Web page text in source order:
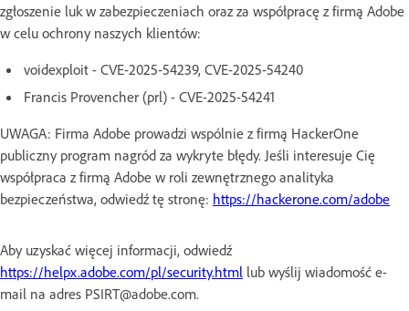
zgłoszenie luk w zabezpieczeniach oraz za współpracę z firmą Adobe
w celu ochrony naszych klientów:
voidexploit - CVE-2025-54239, CVE-2025-54240
Francis Provencher (prl) - CVE-2025-54241
UWAGA: Firma Adobe prowadzi wspólnie z firmą HackerOne
publiczny program nagród za wykryte błędy. Jeśli interesuje Cię
współpraca z firmą Adobe w roli zewnętrznego analityka
bezpieczeństwa, odwiedź tę stronę: https://hackerone.com/adobe
Aby uzyskać więcej informacji, odwiedź
https://helpx.adobe.com/pl/security.html lub wyślij wiadomość e-
mail na adres PSIRT@adobe.com.